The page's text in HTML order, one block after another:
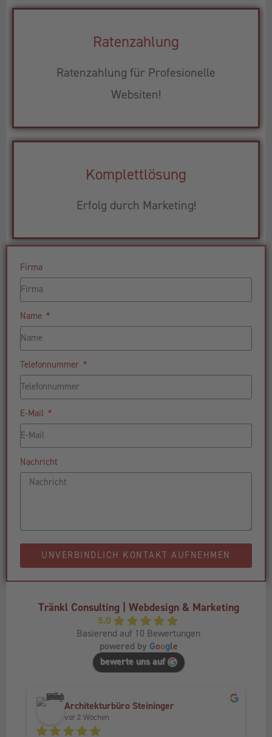
Ratenzahlung
Ratenzahlung für Profesionelle
Websiten!
Komplettlösung
Erfolg durch Marketing!
Firma
Name
Telefonnummer
E-Mail
Nachricht
UNVERBINDLICH KONTAKT AUFNEHMEN
Tränkl Consulting | Webdesign & Marketing
5.0
Basierend auf 10 Bewertungen
powered by Google
bewerte uns auf
Architekturbüro Steininger
vor 2 Wochen